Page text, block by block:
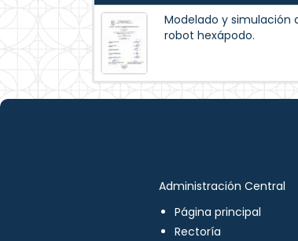
Modelado y simulación
robot hexápodo.
Administración Central
Página principal
Rectoría